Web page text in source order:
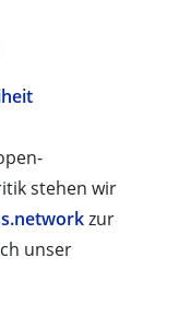
stehen wir
zur
unser